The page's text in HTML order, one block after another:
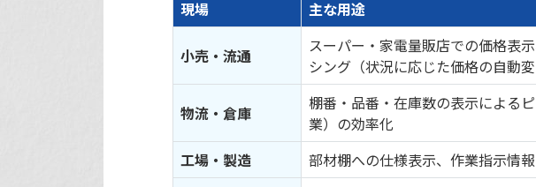
現場 主な用途
小売・流通
スーパー・家電量販店での価格表
シング（状況に応じた価格の自動
物流・倉庫
棚番・品番・在庫数の表示による
業）の効率化
工場・製造 部材棚への仕様表示、作業指示情